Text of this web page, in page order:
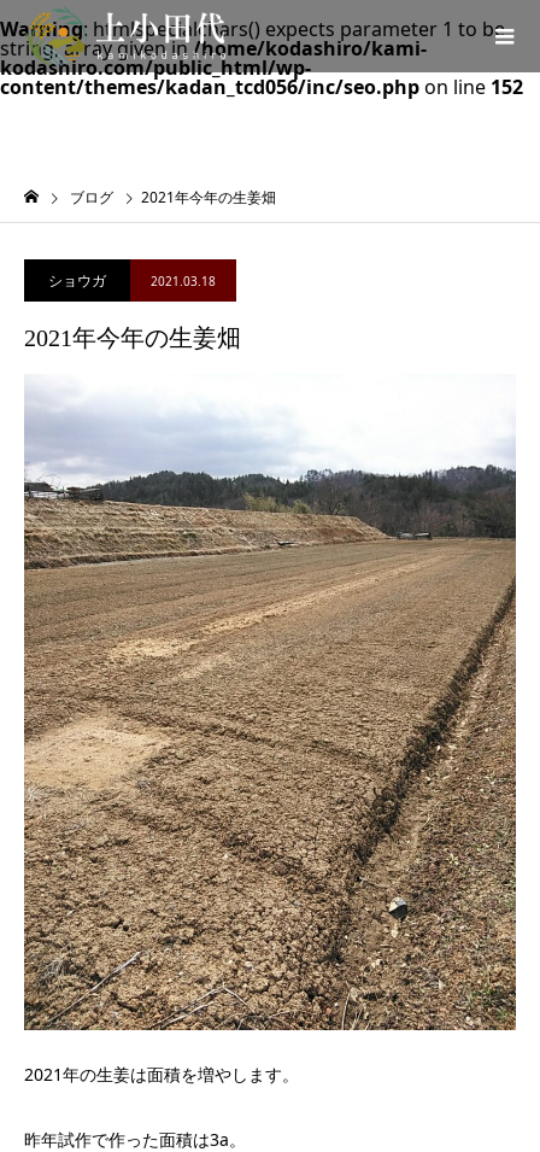
Warning: htmlspecialchars() expects parameter 1 to be
string, array given in/home/kodashiro/kami-
kodashiro.com/public_html/wp-
content/themes/kadan_tcd056/inc/seo.phpon line 152
ブログ 2021年今年の生姜畑
ショウガ 2021.03.18
2021年今年の生姜畑
2021年の生姜は面積を増やします。
昨年試作で作った面積は3a。